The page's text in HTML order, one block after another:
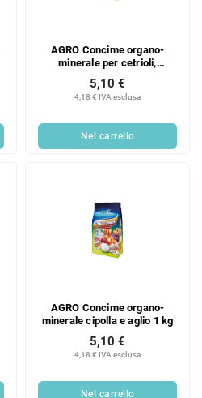
AGRO Concime organo-
minerale per cetrioli,
4,18 € IVA esclusa
5,10 €
Nel carrello
AGRO Concime organo-
minerale cipolla e aglio 1 kg
4,18 € IVA esclusa
5,10 €
Nel carrello